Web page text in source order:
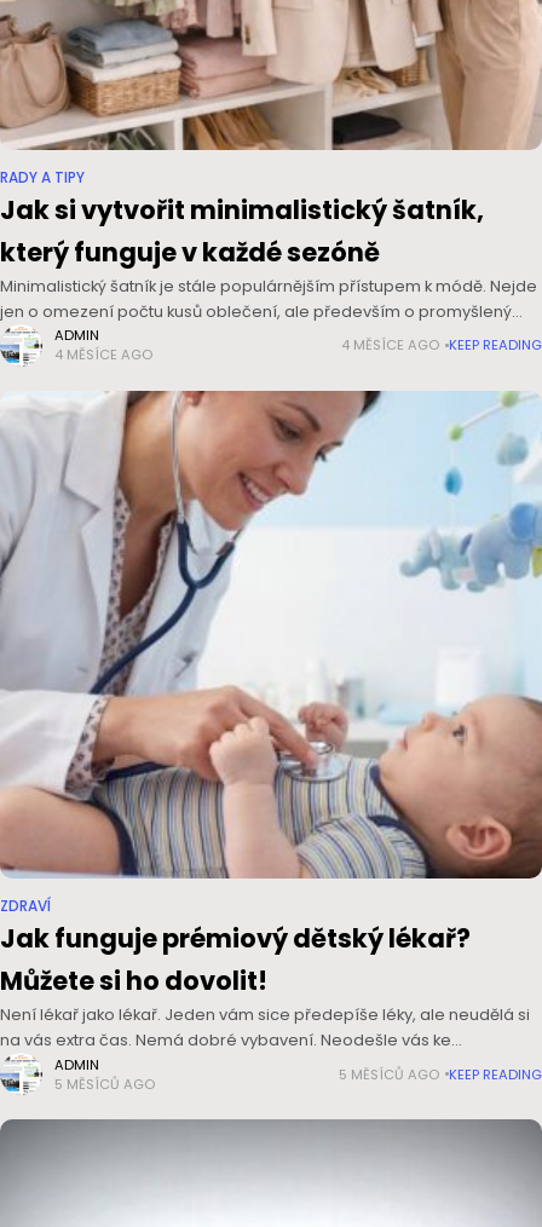
RADY A TIPY
Jak si vytvořit minimalistický šatník,
který funguje v každé sezóně
Minimalistický šatník je stále populárnějším přístupem k módě. Nejde
jen o omezení počtu kusů oblečení, ale především o promyšlený
výběr takových kousků, které se dají snadno kombinovat, jsou
nadčasové a
ADMIN
4 MĚSÍCE AGO
4 MĚSÍCE AGO KEEP READING
ZDRAVÍ
Jak funguje prémiový dětský lékař?
Můžete si ho dovolit!
Není lékař jako lékař. Jeden vám sice předepíše léky, ale neudělá si
na vás extra čas. Nemá dobré vybavení. Neodešle vás ke
specialistovi v případě potíží. Nechá vás dlouho sedět
ADMIN
5 MĚSÍCŮ AGO
5 MĚSÍCŮ AGO KEEP READING